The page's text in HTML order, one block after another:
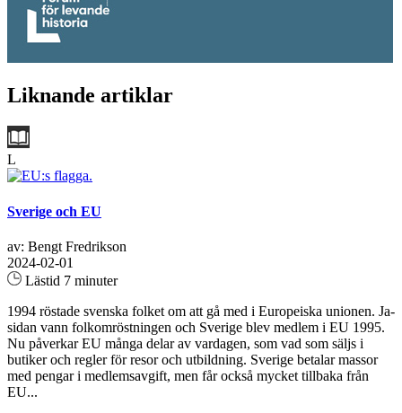
Liknande artiklar
L
Sverige och EU
av: Bengt Fredrikson
2024-02-01
Lästid 7 minuter
1994 röstade svenska folket om att gå med i Europeiska unionen. Ja-
sidan vann folkomröstningen och Sverige blev medlem i EU 1995.
Nu påverkar EU många delar av vardagen, som vad som säljs i
butiker och regler för resor och utbildning. Sverige betalar massor
med pengar i medlemsavgift, men får också mycket tillbaka från
EU...